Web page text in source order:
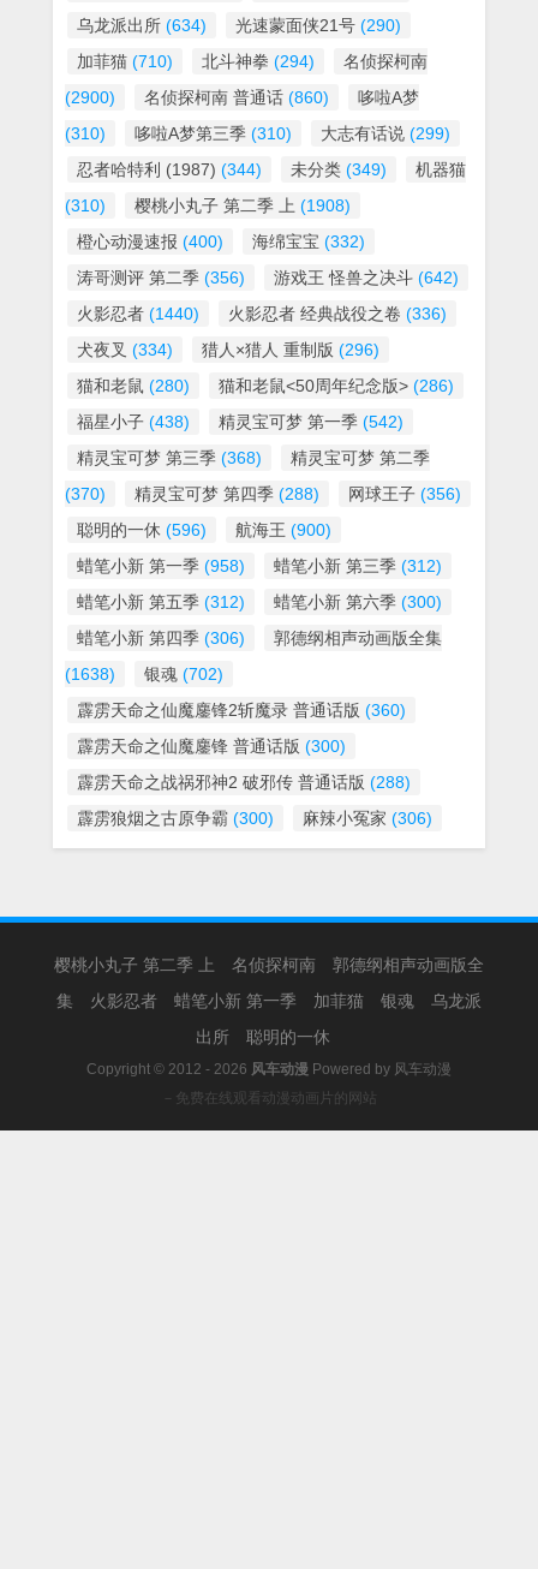
乌龙派出所 (634) 光速蒙面侠21号 (290)
加菲猫 (710) 北斗神拳 (294)
名侦探柯南
(2900)
名侦探柯南 普通话 (860)
哆啦A梦
(310)
哆啦A梦第三季 (310) 大志有话说 (299)
忍者哈特利 (1987) (344) 未分类 (349)
机器猫
(310)
樱桃小丸子 第二季 上 (1908)
橙心动漫速报 (400) 海绵宝宝 (332)
涛哥测评 第二季 (356) 游戏王 怪兽之决斗 (642)
火影忍者 (1440) 火影忍者 经典战役之卷 (336)
犬夜叉 (334) 猎人×猎人 重制版 (296)
猫和老鼠 (280) 猫和老鼠<50周年纪念版> (286)
福星小子 (438) 精灵宝可梦 第一季 (542)
精灵宝可梦 第三季 (368)
精灵宝可梦 第二季
(370)
精灵宝可梦 第四季 (288) 网球王子 (356)
聪明的一休 (596) 航海王 (900)
蜡笔小新 第一季 (958) 蜡笔小新 第三季 (312)
蜡笔小新 第五季 (312) 蜡笔小新 第六季 (300)
蜡笔小新 第四季 (306)
郭德纲相声动画版全集
(1638)
银魂 (702)
霹雳天命之仙魔鏖锋2斩魔录 普通话版 (360)
霹雳天命之仙魔鏖锋 普通话版 (300)
霹雳天命之战祸邪神2 破邪传 普通话版 (288)
霹雳狼烟之古原争霸 (300) 麻辣小冤家 (306)
樱桃小丸子 第二季 上 名侦探柯南
郭德纲相声动画版全
集
火影忍者 蜡笔小新 第一季 加菲猫 银魂
乌龙派
出所
聪明的一休
Copyright © 2012 - 2026 风车动漫 Powered by 风车动漫
－免费在线观看动漫动画片的网站